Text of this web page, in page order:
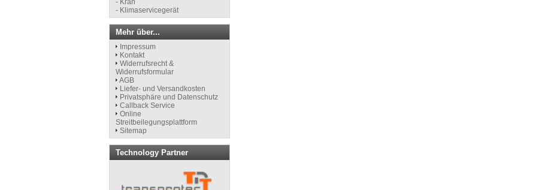
- Kran
- Klimaservicegerät
Mehr über...
Impressum
Kontakt
Widerrufsrecht &
Widerrufsformular
AGB
Liefer- und Versandkosten
Privatsphäre und Datenschutz
Callback Service
Online
Streitbeilegungsplattform
Sitemap
Technology Partner